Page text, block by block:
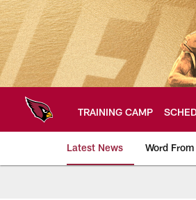
Skip
to
main
content
TRAINING CAMP
Latest News Word